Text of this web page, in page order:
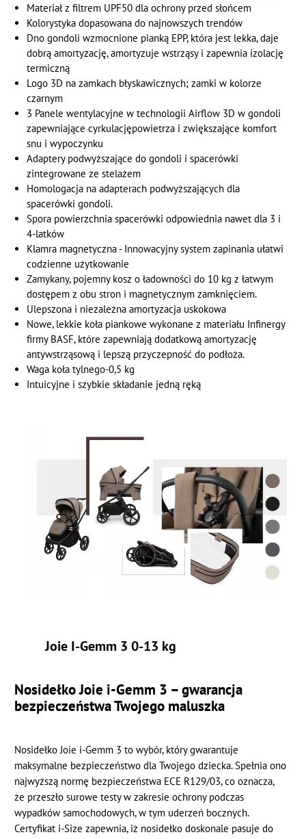
Materiał z filtrem UPF50 dla ochrony przed słońcem
Kolorystyka dopasowana do najnowszych trendów
Dno gondoli wzmocnione pianką EPP, która jest lekka, daje
dobrą amortyzację, amortyzuje wstrząsy i zapewnia izolację
termiczną
Logo 3D na zamkach błyskawicznych; zamki w kolorze
czarnym
3 Panele wentylacyjne w technologii Airflow 3D w gondoli
zapewniające cyrkulacjępowietrza i zwiększające komfort
snu i wypoczynku
Adaptery podwyższające do gondoli i spacerówki
zintegrowane ze stelażem
Homologacja na adapterach podwyższających dla
spacerówki gondoli.
Spora powierzchnia spacerówki odpowiednia nawet dla 3 i
4-latków
Klamra magnetyczna - Innowacyjny system zapinania ułatwi
codzienne użytkowanie
Zamykany, pojemny kosz o ładowności do 10 kg z łatwym
dostępem z obu stron i magnetycznym zamknięciem.
Ulepszona i niezależna amortyzacja uskokowa
Nowe, lekkie koła piankowe wykonane z materiału Infinergy
firmy BASF, które zapewniają dodatkową amortyzację
antywstrząsową i lepszą przyczepność do podłoża.
Waga koła tylnego-0,5 kg
Intuicyjne i szybkie składanie jedną ręką
Joie I-Gemm 3 0-13 kg
Nosidełko Joie i-Gemm 3 – gwarancja
bezpieczeństwa Twojego maluszka
Nosidełko Joie i-Gemm 3 to wybór, który gwarantuje
maksymalne bezpieczeństwo dla Twojego dziecka. Spełnia ono
najwyższą normę bezpieczeństwa ECE R129/03, co oznacza,
że przeszło surowe testy w zakresie ochrony podczas
wypadków samochodowych, w tym uderzeń bocznych.
Certyfikat i-Size zapewnia, iż nosidełko doskonale pasuje do